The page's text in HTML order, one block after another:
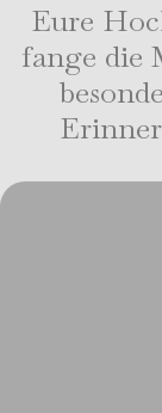
Eure
fange die